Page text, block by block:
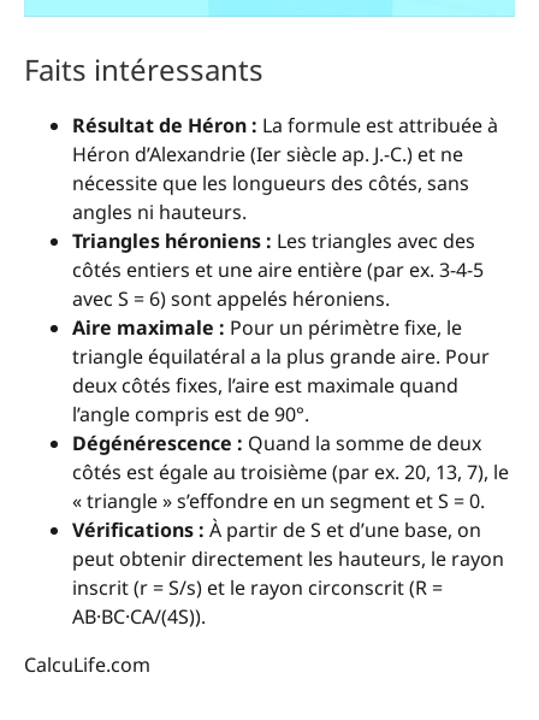
Faits intéressants
Résultat de Héron : La formule est attribuée à
Héron d’Alexandrie (Ier siècle ap. J.-C.) et ne
nécessite que les longueurs des côtés, sans
angles ni hauteurs.
Triangles héroniens : Les triangles avec des
côtés entiers et une aire entière (par ex. 3-4-5
avec S = 6) sont appelés héroniens.
Aire maximale : Pour un périmètre fixe, le
triangle équilatéral a la plus grande aire. Pour
deux côtés fixes, l’aire est maximale quand
l’angle compris est de 90°.
Dégénérescence : Quand la somme de deux
côtés est égale au troisième (par ex. 20, 13, 7), le
« triangle » s’effondre en un segment et S = 0.
Vérifications : À partir de S et d’une base, on
peut obtenir directement les hauteurs, le rayon
inscrit (r = S/s) et le rayon circonscrit (R =
AB·BC·CA/(4S)).
CalcuLife.com